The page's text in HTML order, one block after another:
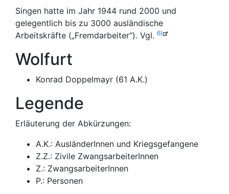
Singen hatte im Jahr 1944 rund 2000 und
gelegentlich bis zu 3000 ausländische
Arbeitskräfte („Fremdarbeiter“). Vgl. 6)
Wolfurt
Konrad Doppelmayr (61 A.K.)
Legende
Erläuterung der Abkürzungen:
A.K.: AusländerInnen und Kriegsgefangene
Z.Z.: Zivile ZwangsarbeiterInnen
Z.: ZwangsarbeiterInnen
P.: Personen